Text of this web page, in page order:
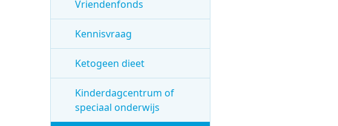
Vriendenfonds
Kennisvraag
Ketogeen dieet
Kinderdagcentrum of
speciaal onderwijs